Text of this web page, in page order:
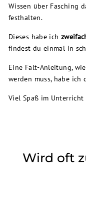
Wissen über Fasching
festhalten.
Dieses habe ich
findest du einmal in
Eine Falt-Anleitung,
werden muss, habe ich
Viel Spaß im
Wird oft